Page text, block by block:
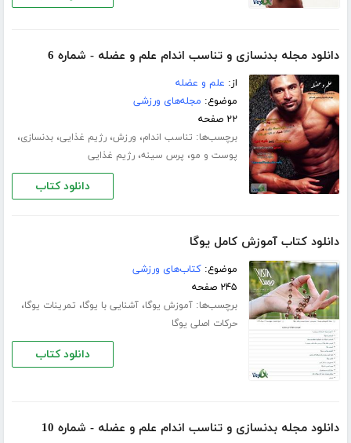
دانلود مجله بدنسازی و تناسب اندام علم و عضله - شماره 6
از: علم و عضله
موضوع: مجله‌های ورزشی
۲۲ صفحه
برچسب‌ها: تناسب اندام، ورزش،رژیم غذایی،بدنسازی،
پوست و مو، پرس سینه،رژیم غذایی
دانلود کتاب
دانلود کتاب آموزش کامل یوگا
موضوع:کتاب‌های ورزشی
۲۴۵ صفحه
برچسب‌ها:آموزش یوگا،آشنایی با یوگا، تمرینات یوگا،
حرکات اصلی یوگا
دانلود کتاب
دانلود مجله بدنسازی و تناسب اندام علم و عضله - شماره 10